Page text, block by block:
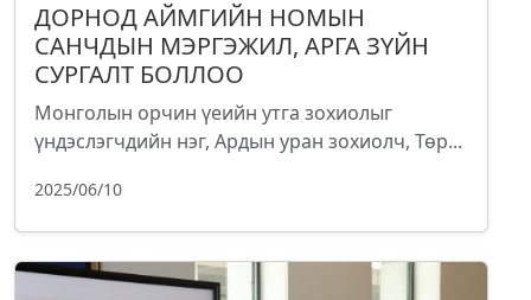
ДОРНОД АЙМГИЙН НОМЫН
САНЧДЫН МЭРГЭЖИЛ, АРГА ЗҮЙН
СУРГАЛТ БОЛЛОО
Монголын орчин үеийн утга зохиолыг
үндэслэгчдийн нэг, Ардын уран зохиолч, Төр...
2025/06/10